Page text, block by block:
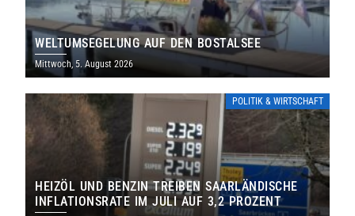
WELTUMSEGELUNG AUF DEN BOSTALSEE
Mittwoch, 5. August 2026
POLITIK & WIRTSCHAFT
HEIZÖL UND BENZIN TREIBEN SAARLÄNDISCHE
INFLATIONSRATE IM JULI AUF 3,2 PROZENT